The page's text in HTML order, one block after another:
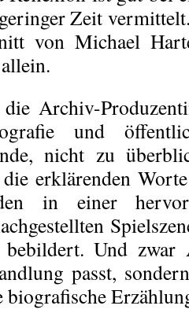
Zeit
von Michael
Archiv-
und
nicht zu
erklärenden
in einer
bebildert. Und zwar
passt,
biografische